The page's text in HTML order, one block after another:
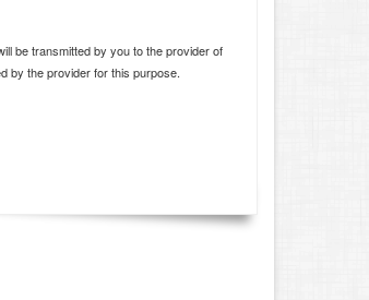
be transmitted by you to the provider of
by the provider for this purpose.